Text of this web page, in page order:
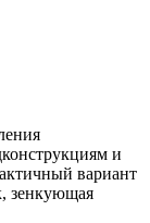
и
вариант
зенкующая